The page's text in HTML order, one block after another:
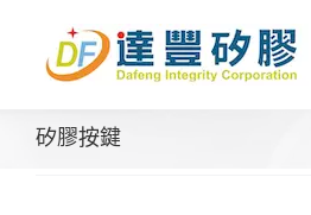
content
矽膠按鍵